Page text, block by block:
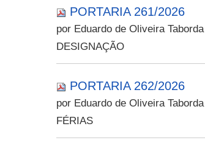
PORTARIA 261/2026
por Eduardo de Oliveira Taborda
DESIGNAÇÃO
PORTARIA 262/2026
por Eduardo de Oliveira Taborda
FÉRIAS